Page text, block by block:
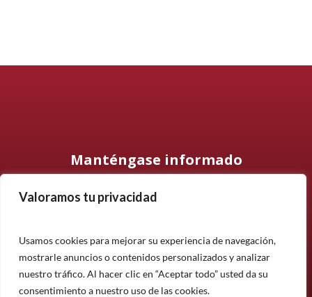
Valoramos tu privacidad
Usamos cookies para mejorar su experiencia de navegación,
mostrarle anuncios o contenidos personalizados y analizar
nuestro tráfico. Al hacer clic en “Aceptar todo” usted da su
consentimiento a nuestro uso de las cookies.
Manténgase informado
Suscríbase a nuestro boletín informativo y manténgase
noticias.
Suscríbete